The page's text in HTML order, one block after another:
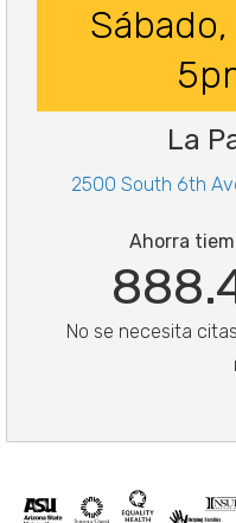
La
2500 South 6th
Ahorra
No se necesita